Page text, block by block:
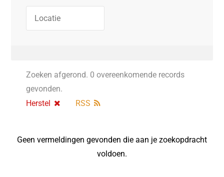
Zoeken afgerond. 0 overeenkomende records
gevonden.
Herstel
RSS
Geen vermeldingen gevonden die aan je zoekopdracht
voldoen.